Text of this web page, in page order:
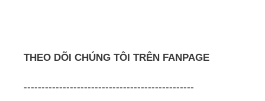
THEO DÕI CHÚNG TÔI TRÊN FANPAGE
------------------------------------------------